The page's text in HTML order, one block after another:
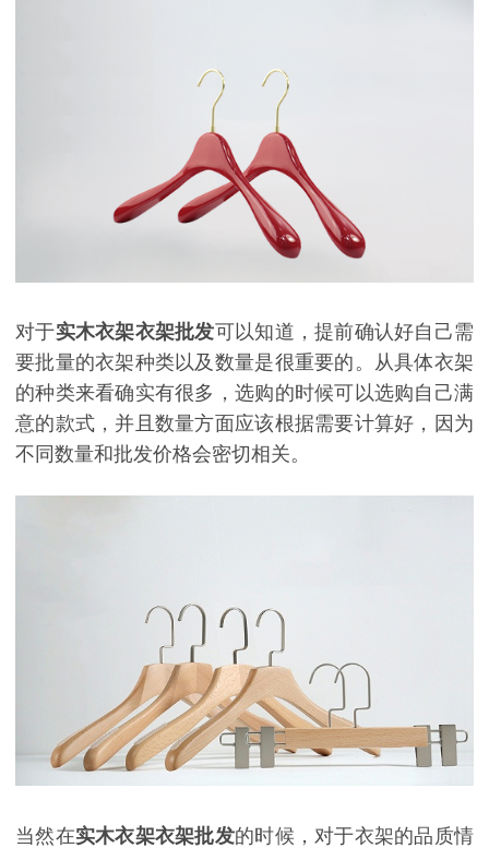
对于实木衣架衣架批发可以知道，提前确认好自己需
要批量的衣架种类以及数量是很重要的。从具体衣架
的种类来看确实有很多，选购的时候可以选购自己满
意的款式，并且数量方面应该根据需要计算好，因为
不同数量和批发价格会密切相关。
当然在实木衣架衣架批发的时候，对于衣架的品质情